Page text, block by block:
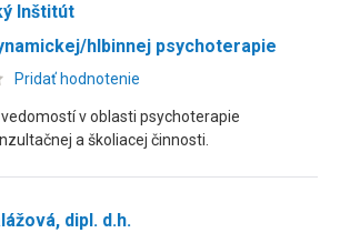
Inštitút
hlbinnej psychoterapie
Pridať hodnotenie
v oblasti psychoterapie
a školiacej činnosti.
dipl. d.h.